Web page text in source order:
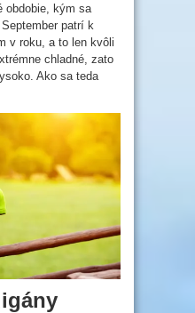
obdobie, kým sa
patrí k
v roku, a to len kvôli
chladné, zato
Ako sa teda